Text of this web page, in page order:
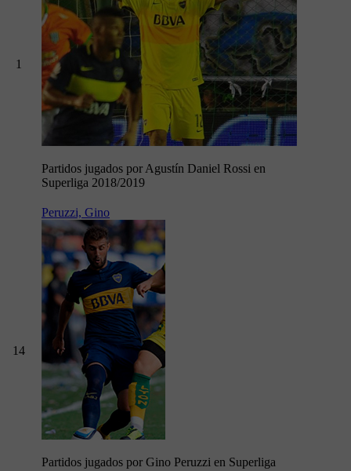
1
Partidos jugados por Agustín Daniel Rossi en
Superliga 2018/2019
14
Peruzzi, Gino
Partidos jugados por Gino Peruzzi en Superliga